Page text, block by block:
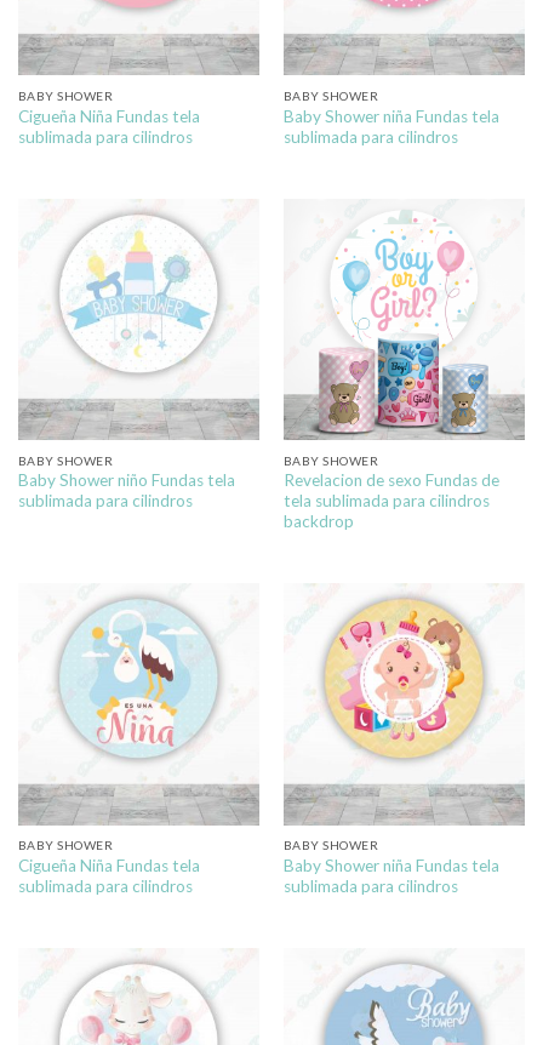
BABY SHOWER
Cigueña Niña Fundas tela
sublimada para cilindros
BABY SHOWER
Baby Shower niña Fundas tela
sublimada para cilindros
BABY SHOWER
Baby Shower niño Fundas tela
sublimada para cilindros
BABY SHOWER
Revelacion de sexo Fundas de
tela sublimada para cilindros
backdrop
BABY SHOWER
Cigueña Niña Fundas tela
sublimada para cilindros
BABY SHOWER
Baby Shower niña Fundas tela
sublimada para cilindros